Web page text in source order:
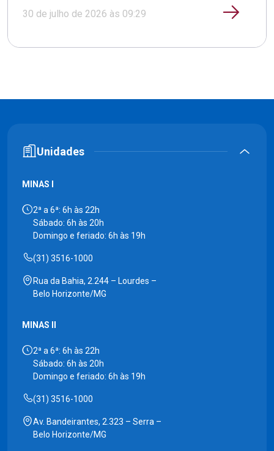
30 de julho de 2026 às 09:29
Unidades
MINAS I
2ª a 6ª: 6h às 22h
Sábado: 6h às 20h
Domingo e feriado: 6h às 19h
(31) 3516-1000
Rua da Bahia, 2.244 – Lourdes –
Belo Horizonte/MG
MINAS II
2ª a 6ª: 6h às 22h
Sábado: 6h às 20h
Domingo e feriado: 6h às 19h
(31) 3516-1000
Av. Bandeirantes, 2.323 – Serra –
Belo Horizonte/MG